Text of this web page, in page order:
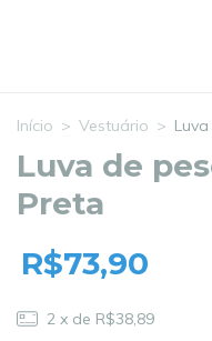
Início > Vestuário >
Luva de
Preta
R$73,90
2 x de R$38,89